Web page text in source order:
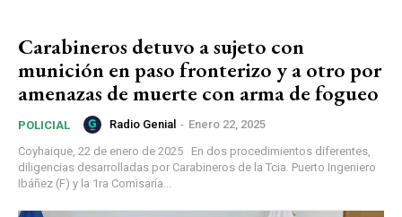
Carabineros detuvo a sujeto con
munición en paso fronterizo y a otro por
amenazas de muerte con arma de fogueo
POLICIAL Radio Genial - Enero 22, 2025
Coyhaique, 22 de enero de 2025 En dos procedimientos diferentes,
diligencias desarrolladas por Carabineros de la Tcia. Puerto Ingeniero
Ibáñez (F) y la 1ra Comisaría...